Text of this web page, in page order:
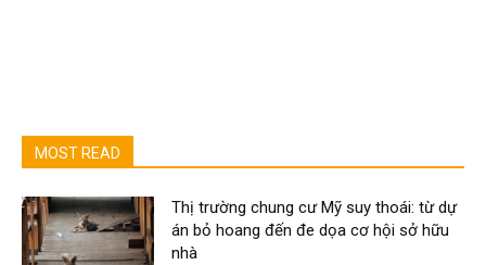
MOST READ
Thị trường chung cư Mỹ suy thoái: từ dự
án bỏ hoang đến đe dọa cơ hội sở hữu
nhà